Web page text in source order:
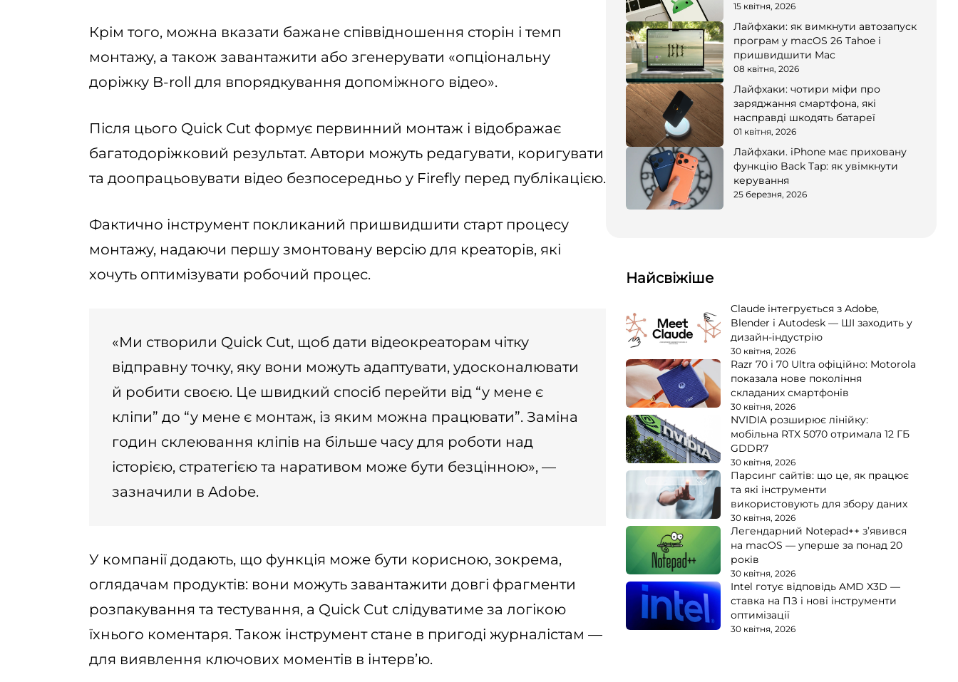
Крім того, можна вказати бажане співвідношення сторін і темп
монтажу, а також завантажити або згенерувати «опціональну
доріжку B-roll для впорядкування допоміжного відео».
Після цього Quick Cut формує первинний монтаж і відображає
багатодоріжковий результат. Автори можуть редагувати, коригувати
та доопрацьовувати відео безпосередньо у Firefly перед публікацією.
Фактично інструмент покликаний пришвидшити старт процесу
монтажу, надаючи першу змонтовану версію для креаторів, які
хочуть оптимізувати робочий процес.
«Ми створили Quick Cut, щоб дати відеокреаторам чітку
відправну точку, яку вони можуть адаптувати, удосконалювати
й робити своєю. Це швидкий спосіб перейти від “у мене є
кліпи” до “у мене є монтаж, із яким можна працювати”. Заміна
годин склеювання кліпів на більше часу для роботи над
історією, стратегією та наративом може бути безцінною», —
зазначили в Adobe.
У компанії додають, що функція може бути корисною, зокрема,
оглядачам продуктів: вони можуть завантажити довгі фрагменти
розпакування та тестування, а Quick Cut слідуватиме за логікою
їхнього коментаря. Також інструмент стане в пригоді журналістам —
для виявлення ключових моментів в інтерв’ю.
15 квітня, 2026
Лайфхаки: як вимкнути автозапуск
програм у macOS 26 Tahoe і
пришвидшити Mac
08 квітня, 2026
Лайфхаки: чотири міфи про
заряджання смартфона, які
насправді шкодять батареї
01 квітня, 2026
Лайфхаки. iPhone має приховану
функцію Back Tap: як увімкнути
керування
25 березня, 2026
Найсвіжіше
Claude інтегрується з Adobe,
Blender і Autodesk — ШІ заходить у
дизайн-індустрію
30 квітня, 2026
Razr 70 і 70 Ultra офіційно: Motorola
показала нове покоління
складаних смартфонів
30 квітня, 2026
NVIDIA розширює лінійку:
мобільна RTX 5070 отримала 12 ГБ
GDDR7
30 квітня, 2026
Парсинг сайтів: що це, як працює
та які інструменти
використовують для збору даних
30 квітня, 2026
Легендарний Notepad++ з’явився
на macOS — уперше за понад 20
років
30 квітня, 2026
Intel готує відповідь AMD X3D —
ставка на ПЗ і нові інструменти
оптимізації
30 квітня, 2026